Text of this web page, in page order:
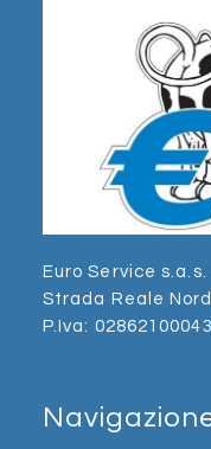
Euro Service s.a.s.
Strada Reale
P.Iva: 02862100043